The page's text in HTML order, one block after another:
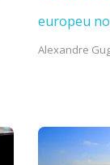
europeu
Alexandre